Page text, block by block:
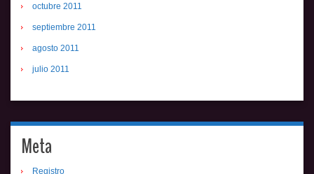
octubre 2011
septiembre 2011
agosto 2011
julio 2011
Meta
Registro